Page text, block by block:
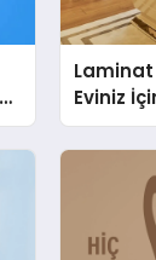
Eviniz
Seçim?